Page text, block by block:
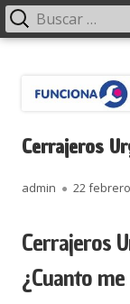
contenido
Menú
principal
Cerrajeros
Autor
admin
Publicado
22
Cerrajeros
¿Cuanto